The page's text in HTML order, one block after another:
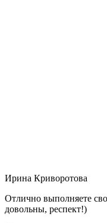
Ирина Криворотова
Отлично выполняете
довольны, респект!)